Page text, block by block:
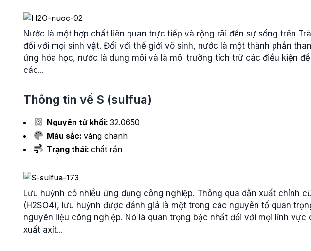
Nước là một hợp chất liên quan trực tiếp và rộng rãi đến sự sống trên
đối với mọi sinh vật. Đối với thế giới vô sinh, nước là một thành phần
ứng hóa học, nước là dung môi và là môi trường tích trữ các điều kiện
các...
Thông tin về S (sulfua)
Nguyên tử khối: 32.0650
Màu sắc: vàng chanh
Trạng thái: chất rắn
Lưu huỳnh có nhiều ứng dụng công nghiệp. Thông qua dẫn xuất chính
(H2SO4), lưu huỳnh được đánh giá là một trong các nguyên tố quan
nguyên liệu công nghiệp. Nó là quan trọng bậc nhất đối với mọi lĩnh vực
xuất axít...